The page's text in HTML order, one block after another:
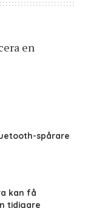
en
spårare
kan få
tidigare